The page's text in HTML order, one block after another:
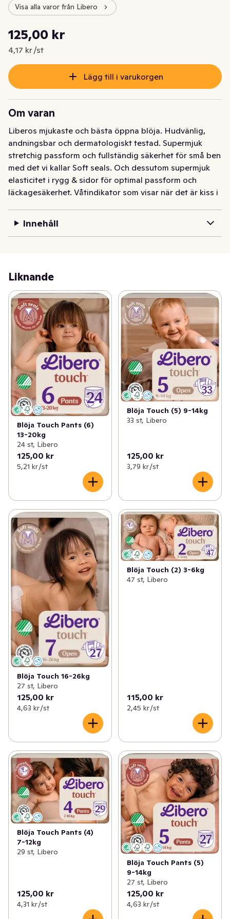
Visa alla varor från Libero
Nuvarande pris är: 125,00 kr
125,00 kr
4,17 kr /st
Styckpris: 4,17 kr /st
Lägg till i varukorgen
Om varan
Liberos mjukaste och bästa öppna blöja. Hudvänlig,
andningsbar och dermatologiskt testad. Supermjuk
stretchig passform och fullständig säkerhet för små ben
med det vi kallar Soft seals. Och dessutom supermjuk
elasticitet i rygg & sidor för optimal passform och
läckagesäkerhet. Våtindikator som visar när det är kiss i
Rekommenderas av Asthma Allergy Nordic och
Innehåll
Liknande
Blöja Touch Pants (6)
13-20kg
24 st, Libero
125,00 kr
5,21 kr /st
Blöja Touch (5) 9-14kg
33 st, Libero
125,00 kr
3,79 kr /st
Blöja Touch 16-26kg
27 st, Libero
125,00 kr
4,63 kr /st
Blöja Touch (2) 3-6kg
47 st, Libero
115,00 kr
2,45 kr /st
Blöja Touch Pants (4)
7-12kg
29 st, Libero
125,00 kr
4,31 kr /st
Blöja Touch Pants (5)
9-14kg
27 st, Libero
125,00 kr
4,63 kr /st